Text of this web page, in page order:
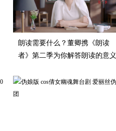
朗读需要什么？董卿携《朗读
者》第二季为你解答朗读的意义